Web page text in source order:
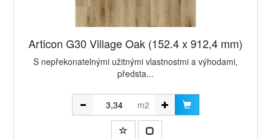
Articon G30 Village Oak (152.4 x 912,4 mm)
​S nepřekonatelnými užitnými vlastnostmi a výhodami,
předsta...
m2